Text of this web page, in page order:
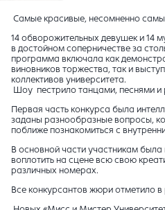
Самые красивые, несомненно
14 обворожительных девушек и 14
в достойном соперничестве за
программа включала как
виновников торжества, так и
коллективов университета.
Шоу пестрило танцами, песнями и
Первая часть конкурса была
заданы разнообразные вопросы,
поближе познакомиться с
В основной части участникам
воплотить на сцене всю свою
различных номерах.
Все конкурсантов жюри отметило